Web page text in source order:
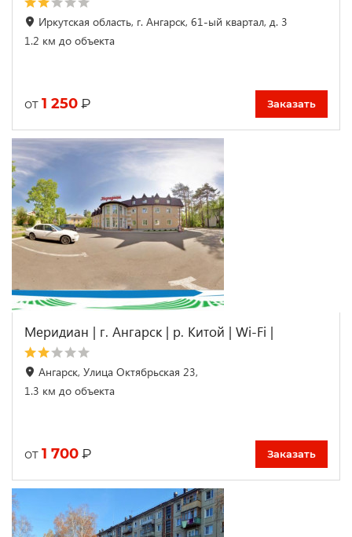
Иркутская область, г. Ангарск, 61-ый квартал, д. 3
1.2 км до объекта
от 1 250 ₽ Заказать
Меридиан | г. Ангарск | р. Китой | Wi-Fі |
Ангарск, Улица Октябрьская 23,
1.3 км до объекта
от 1 700 ₽ Заказать